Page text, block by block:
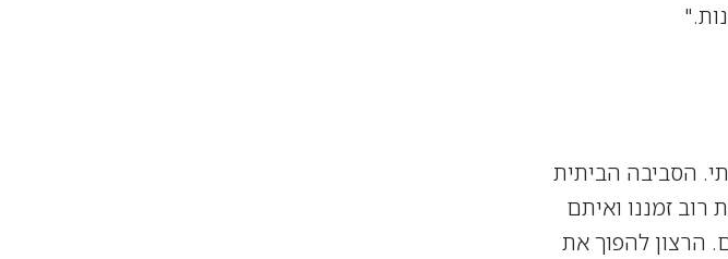
הסביבה הביתית
זמננו ואיתם
הרצון להפוך את